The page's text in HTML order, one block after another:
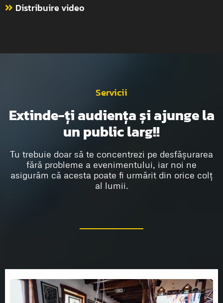
Distribuire video
Servicii
Extinde-ți audiența și ajunge la
un public larg!!
Tu trebuie doar să te concentrezi pe desfășurarea
fără probleme a evenimentului, iar noi ne
asigurăm că acesta poate fi urmărit din orice colț
al lumii.